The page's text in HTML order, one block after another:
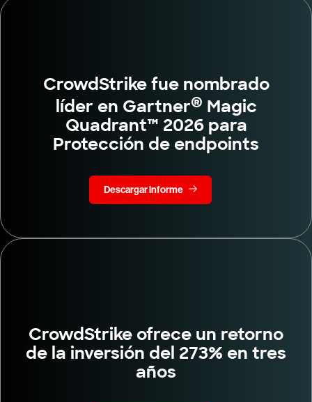
CrowdStrike fue nombrado
líder en Gartner® Magic
Quadrant™ 2026 para
Protección de endpoints
Descargar informe
CrowdStrike ofrece un retorno
de la inversión del 273% en tres
años